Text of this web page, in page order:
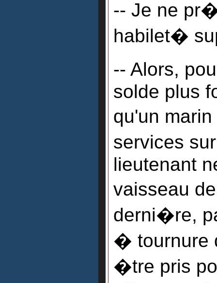
-- Je ne
habilet�
-- Alors,
solde plus
qu'un
services
lieutenant
vaisseau
derni�re,
� tournure
�tre pris